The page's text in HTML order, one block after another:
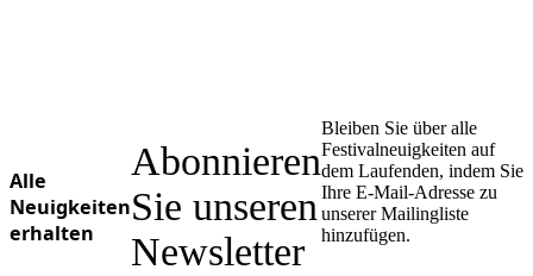
Alle
Neuigkeiten
erhalten
Abonnieren
Sie unseren
Newsletter
Bleiben Sie über alle
Festivalneuigkeiten auf
dem Laufenden, indem Sie
Ihre E-Mail-Adresse zu
unserer Mailingliste
hinzufügen.